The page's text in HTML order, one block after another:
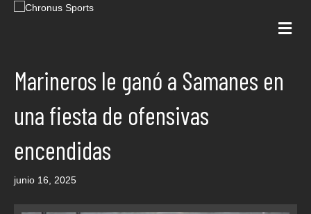
Marineros le ganó a Samanes en
una fiesta de ofensivas
encendidas
junio 16, 2025